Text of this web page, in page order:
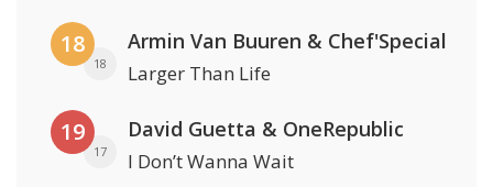
18
18
Armin Van Buuren & Chef'Special
Larger Than Life
19
17
David Guetta & OneRepublic
I Don’t Wanna Wait